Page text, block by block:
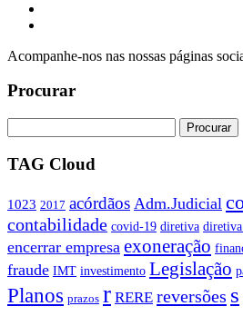
Acompanhe-nos nas nossas páginas
Procurar
TAG Cloud
1023 2017 acórdãos Adm.Judicial
contabilidade covid-19 diretiva
encerrar empresa exoneração
fraude IMT investimento Legislação
Planos prazos r RERE reversões s